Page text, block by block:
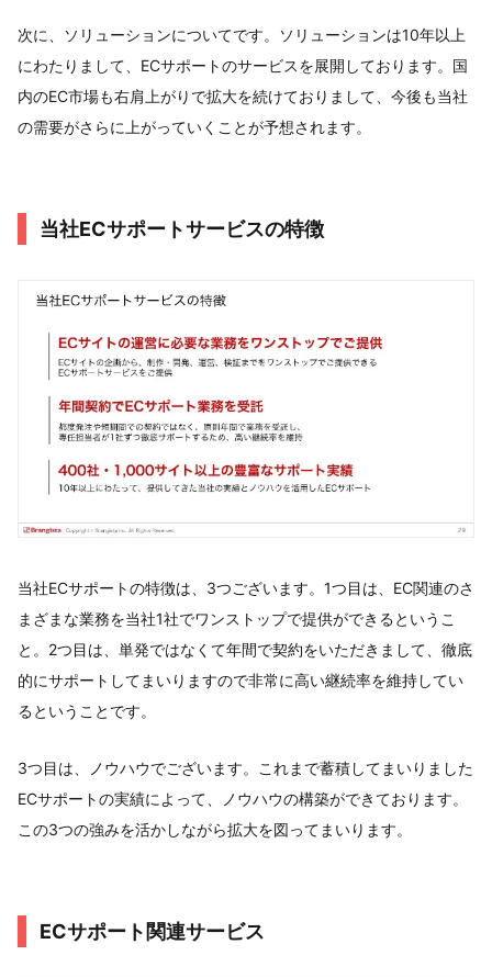
次に、ソリューションについてです。ソリューションは10年以上
にわたりまして、ECサポートのサービスを展開しております。国
内のEC市場も右肩上がりで拡大を続けておりまして、今後も当社
の需要がさらに上がっていくことが予想されます。
当社ECサポートサービスの特徴
当社ECサポートの特徴は、3つございます。1つ目は、EC関連のさ
まざまな業務を当社1社でワンストップで提供ができるというこ
と。2つ目は、単発ではなくて年間で契約をいただきまして、徹底
的にサポートしてまいりますので非常に高い継続率を維持してい
るということです。
3つ目は、ノウハウでございます。これまで蓄積してまいりました
ECサポートの実績によって、ノウハウの構築ができております。
この3つの強みを活かしながら拡大を図ってまいります。
ECサポート関連サービス